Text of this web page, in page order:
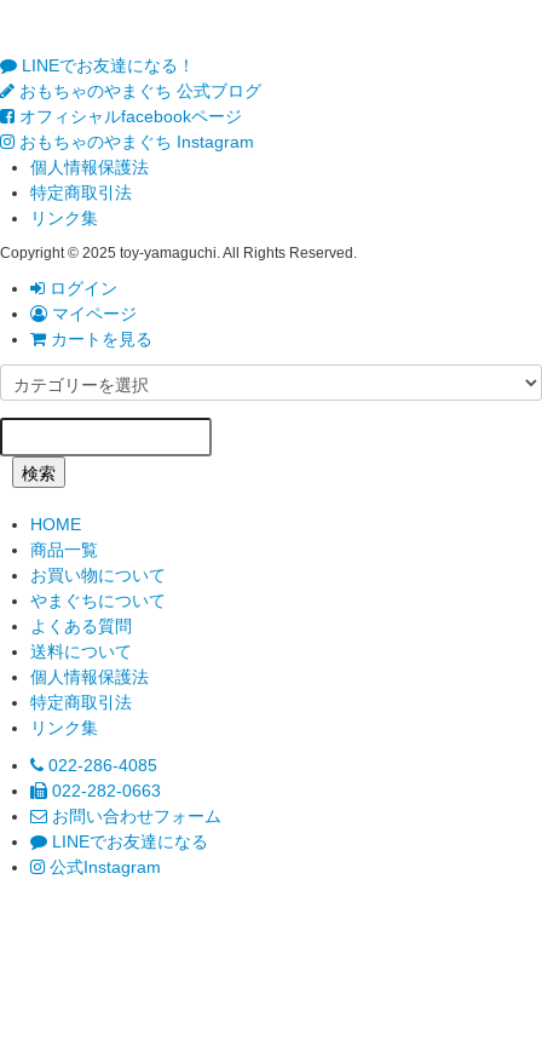
LINEでお友達になる！
おもちゃのやまぐち 公式ブログ
オフィシャルfacebookページ
おもちゃのやまぐち Instagram
個人情報保護法
特定商取引法
リンク集
Copyright © 2025 toy-yamaguchi. All Rights Reserved.
ログイン
マイページ
カートを見る
検索
HOME
商品一覧
お買い物について
やまぐちについて
よくある質問
送料について
個人情報保護法
特定商取引法
リンク集
022-286-4085
022-282-0663
お問い合わせフォーム
LINEでお友達になる
公式Instagram